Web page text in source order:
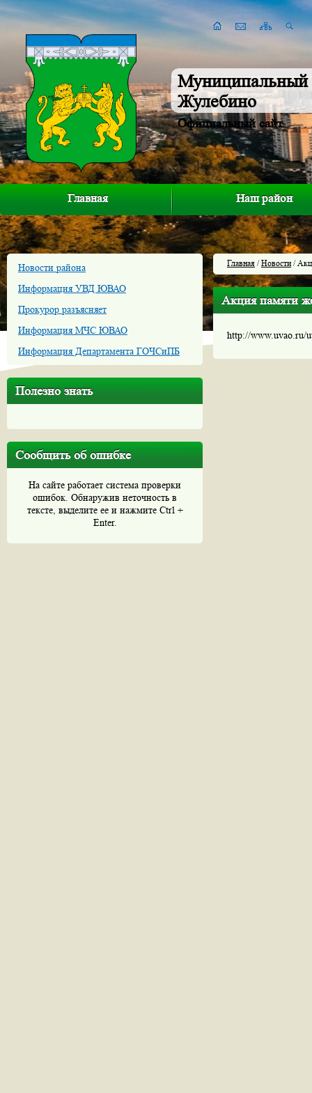
Муниципальный
Жулебино
Официальный сайт
Главная Наш район
Новости района
Информация УВД ЮВАО
Прокурор разъясняет
Информация МЧС ЮВАО
Информация Департамента ГОЧСиПБ
Полезно знать
Сообщить об ошибке
На сайте работает система проверки
ошибок. Обнаружив неточность в
тексте, выделите ее и нажмите Ctrl +
Enter.
Главная /Новости/
Акция памяти
http://www.uvao.ru/